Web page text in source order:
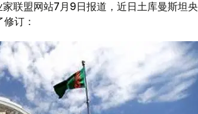
联盟网站7月9日报道，近日土库曼斯坦央
订：